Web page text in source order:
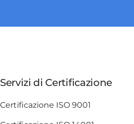
Servizi di Certificazione
Certificazione ISO 9001